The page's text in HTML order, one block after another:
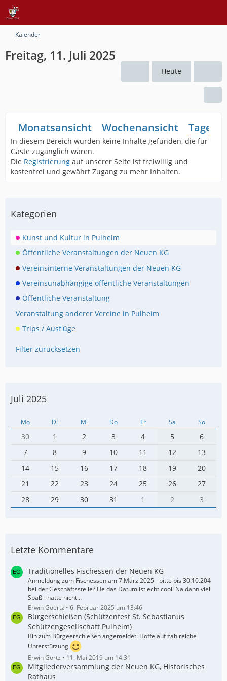
Kalender
Freitag, 11. Juli 2025
Heute
Monatsansicht Wochenansicht
In diesem Bereich wurden keine Inhalte gefunden, die für
Gäste zugänglich wären.
Die Registrierung auf unserer Seite ist freiwillig und
kostenfrei und gewährt Zugang zu mehr Inhalten.
Kategorien
Kunst und Kultur in Pulheim
Öffentliche Veranstaltungen der Neuen KG
Vereinsinterne Veranstaltungen der Neuen KG
Vereinsunabhängige öffentliche Veranstaltungen
Öffentliche Veranstaltung
Veranstaltung anderer Vereine in Pulheim
Trips / Ausflüge
Filter zurücksetzen
Juli 2025
Mo Di Mi Do Fr Sa So
30 1 2 3 4 5
6
7
8 9 10 11 12
13
14
15 16 17 18 19
20
21
22 23 24 25 26
27
28
29 30 31 1 2 3
Letzte Kommentare
Traditionelles Fischessen der Neuen KG
Anmeldung zum Fischessen am 7.März 2025 - bitte bis 30.10.204
bei der Geschäftsstelle? He das Datum ist echt cool! Na dann viel
Spaß - hatte nicht…
Erwin Goertz
6. Februar 2025 um 13:46
Bürgerschießen (Schützenfest St. Sebastianus
Schützengesellschaft Pulheim)
Bin zum Bürgeerschießen angemeldet. Hoffe auf zahlreiche
Unterstützung
Erwin Görtz
11. Mai 2019 um 14:31
Mitgliederversammlung der Neuen KG, Historisches
Rathaus